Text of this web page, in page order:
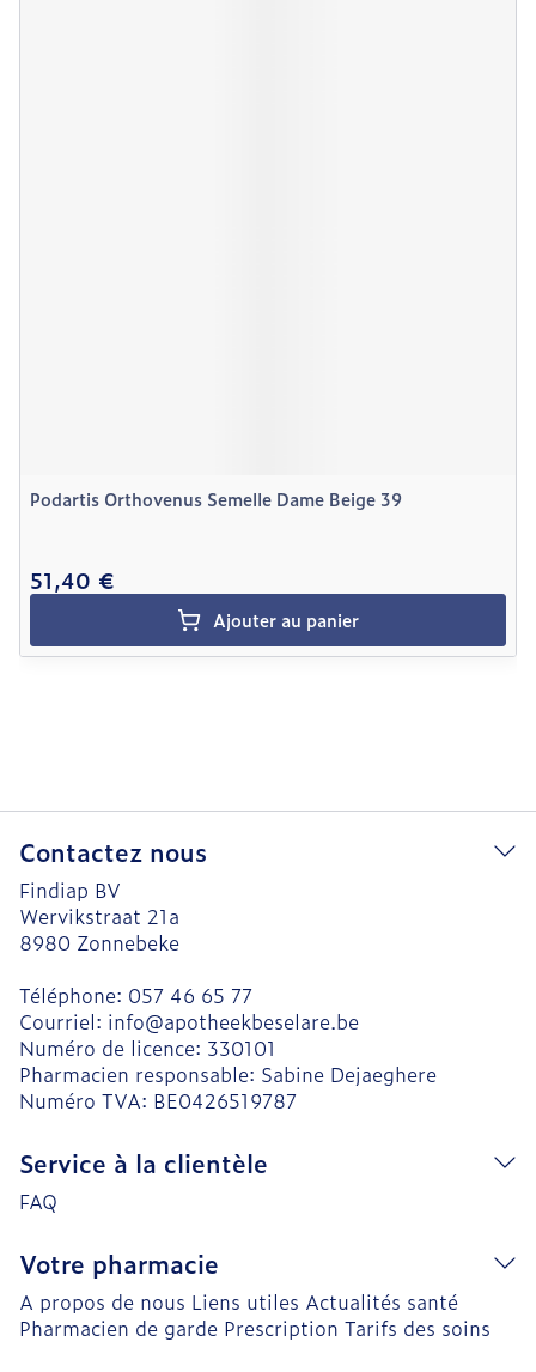
Podartis Orthovenus Semelle Dame Beige 39
51,40 €
Ajouter au panier
Contactez nous
Findiap BV
Wervikstraat 21a
8980 Zonnebeke
Téléphone: 057 46 65 77
Courriel: info@apotheekbeselare.be
Numéro de licence: 330101
Pharmacien responsable: Sabine Dejaeghere
Numéro TVA: BE0426519787
Service à la clientèle
FAQ
Votre pharmacie
A propos de nous Liens utiles Actualités santé
Pharmacien de garde Prescription Tarifs des soins